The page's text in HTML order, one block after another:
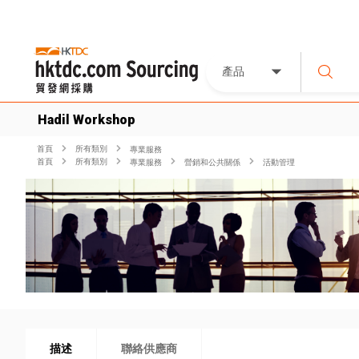
產品
Hadil Workshop
首頁 所有類別
專業服務
首頁
所有類別 專業服務 營銷和公共關係 活動管理
描述 聯絡供應商